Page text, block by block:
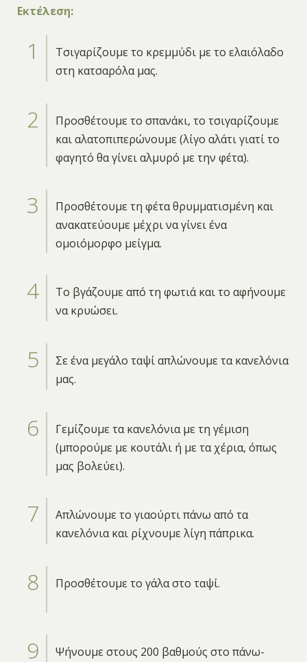
Εκτέλεση:
Τσιγαρίζουμε το κρεμμύδι με το ελαιόλαδο
στη κατσαρόλα μας.
Προσθέτουμε το σπανάκι, το τσιγαρίζουμε
και αλατοπιπερώνουμε (λίγο αλάτι γιατί το
φαγητό θα γίνει αλμυρό με την φέτα).
Προσθέτουμε τη φέτα θρυμματισμένη και
ανακατεύουμε μέχρι να γίνει ένα
ομοιόμορφο μείγμα.
Το βγάζουμε από τη φωτιά και το αφήνουμε
να κρυώσει.
Σε ένα μεγάλο ταψί απλώνουμε τα κανελόνια
μας.
Γεμίζουμε τα κανελόνια με τη γέμιση
(μπορούμε με κουτάλι ή με τα χέρια, όπως
μας βολεύει).
Απλώνουμε το γιαούρτι πάνω από τα
κανελόνια και ρίχνουμε λίγη πάπρικα.
Προσθέτουμε το γάλα στο ταψί.
Ψήνουμε στους 200 βαθμούς στο πάνω-